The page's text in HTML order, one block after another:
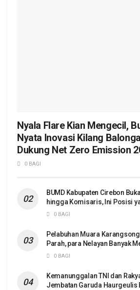
Nyala Flare Kian Mengecil,
Nyata Inovasi Kilang
Dukung Net Zero Emission
0 BAGI
BUMD Kabupaten Cirebon
hingga Komisaris, Ini Posisi
0 BAGI
Pelabuhan Muara
Parah, para Nelayan Banyak
0 BAGI
Kemanunggalan TNI dan
Jembatan Garuda Haurgeulis